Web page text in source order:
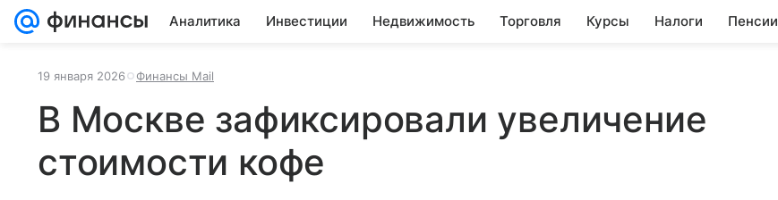
Аналитика Инвестиции Недвижимость Торговля Курсы Налоги Пенсии
19 января 2026 Финансы Mail
В Москве зафиксировали увеличение
стоимости кофе